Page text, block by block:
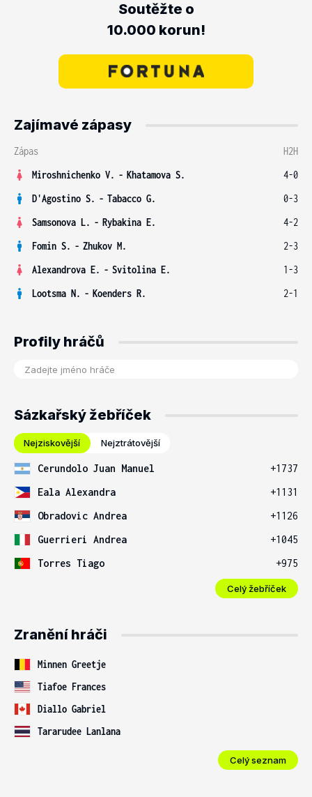
Soutěžte o
10.000 korun!
Zajímavé zápasy
Zápas
H2H
Miroshnichenko V. - Khatamova S.
4-0
D'Agostino S. - Tabacco G.
0-3
Samsonova L. - Rybakina E.
4-2
Fomin S. - Zhukov M.
2-3
Alexandrova E. - Svitolina E.
1-3
Lootsma N. - Koenders R. 2-1
Profily hráčů
Sázkařský žebříček
Nejziskovější Nejztrátovější
Cerundolo Juan Manuel
+1737
Eala Alexandra
+1131
Obradovic Andrea
+1126
Guerrieri Andrea
+1045
Torres Tiago
+975
Celý žebříček
Zranění hráči
Minnen Greetje
Tiafoe Frances
Diallo Gabriel
Tararudee Lanlana
Celý seznam